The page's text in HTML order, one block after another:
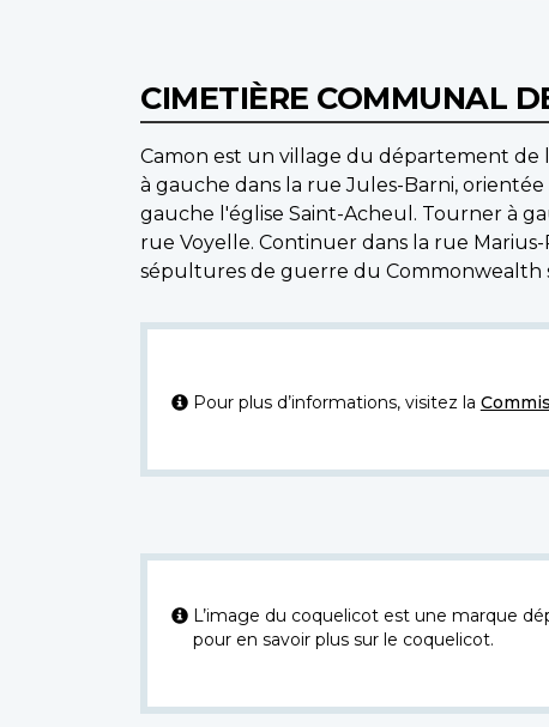
CIMETIÈRE COMMUNAL
Camon est un village du département de
à gauche dans la rue Jules-Barni,
gauche l'église Saint-Acheul. Tourner à
rue Voyelle. Continuer dans la rue
sépultures de guerre du Commonwealth
Pour plus d’informations, visitez la
L’image du coquelicot est une marque
pour en savoir plus sur le coquelicot.